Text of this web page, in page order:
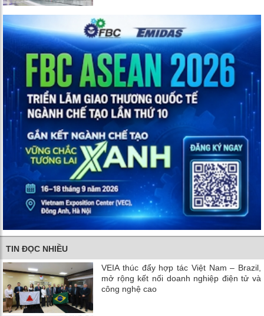
TIN ĐỌC NHIỀU
VEIA thúc đẩy hợp tác Việt Nam – Brazil,
mở rộng kết nối doanh nghiệp điện tử và
công nghệ cao